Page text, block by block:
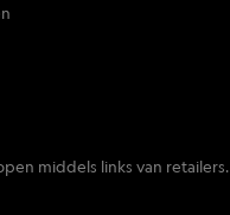
middels links van retailers.